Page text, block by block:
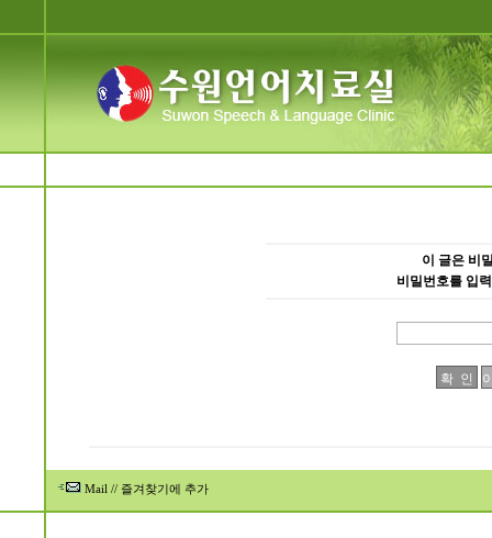
이 글은 비
비밀번호를 입
Mail // 즐겨찾기에 추가